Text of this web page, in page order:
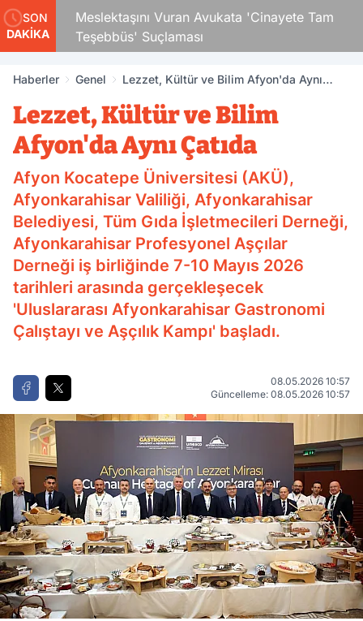
SON
DAKİKA
Meslektaşını Vuran Avukata 'Cinayete Tam
Teşebbüs' Suçlaması
Haberler Genel
Lezzet, Kültür ve Bilim Afyon'da Aynı
Lezzet, Kültür ve Bilim
Afyon'da Aynı Çatıda
Afyon Kocatepe Üniversitesi (AKÜ),
Afyonkarahisar Valiliği, Afyonkarahisar
Belediyesi, Tüm Gıda İşletmecileri Derneği,
Afyonkarahisar Profesyonel Aşçılar
Derneği iş birliğinde 7-10 Mayıs 2026
tarihleri arasında gerçekleşecek
'Uluslararası Afyonkarahisar Gastronomi
Çalıştayı ve Aşçılık Kampı' başladı.
08.05.2026 10:57
Güncelleme: 08.05.2026 10:57